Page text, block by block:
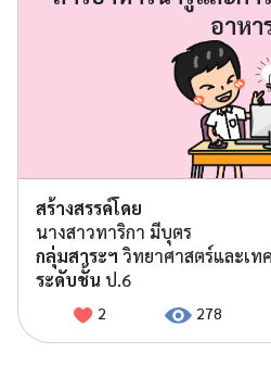
อาหา
สร้างสรรค์โดย
นางสาวทาริกา มีบุตร
กลุ่มสาระฯ วิทยาศาสตร์และเท
ระดับชั้น ป.6
2 278